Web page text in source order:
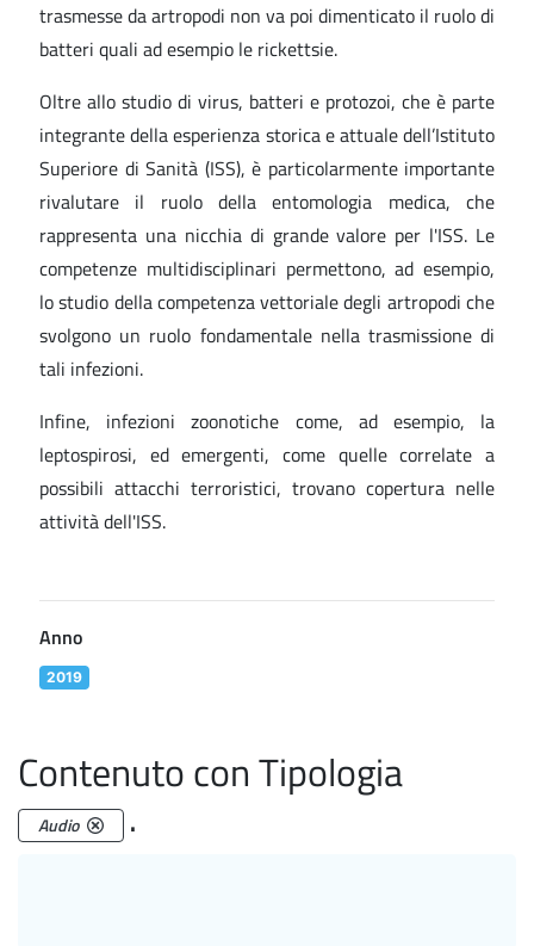
trasmesse da artropodi non va poi dimenticato il ruolo di
batteri quali ad esempio le rickettsie.
Oltre allo studio di virus, batteri e protozoi, che è parte
integrante della esperienza storica e attuale dell’Istituto
Superiore di Sanità (ISS), è particolarmente importante
rivalutare il ruolo della entomologia medica, che
rappresenta una nicchia di grande valore per l'ISS. Le
competenze multidisciplinari permettono, ad esempio,
lo studio della competenza vettoriale degli artropodi che
svolgono un ruolo fondamentale nella trasmissione di
tali infezioni.
Infine, infezioni zoonotiche come, ad esempio, la
leptospirosi, ed emergenti, come quelle correlate a
possibili attacchi terroristici, trovano copertura nelle
attività dell'ISS.
Anno
2019
Contenuto con Tipologia
Audio .